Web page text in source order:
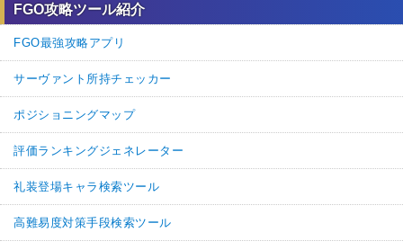
FGO攻略ツール紹介
FGO最強攻略アプリ
サーヴァント所持チェッカー
ポジショニングマップ
評価ランキングジェネレーター
礼装登場キャラ検索ツール
高難易度対策手段検索ツール